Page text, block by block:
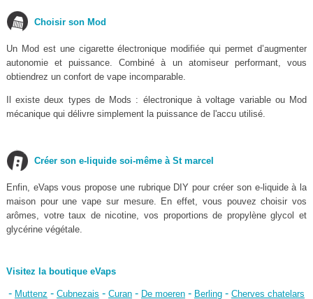
Choisir son Mod
Un Mod est une cigarette électronique modifiée qui permet d’augmenter
autonomie et puissance. Combiné à un atomiseur performant, vous
obtiendrez un confort de vape incomparable.
Il existe deux types de Mods : électronique à voltage variable ou Mod
mécanique qui délivre simplement la puissance de l'accu utilisé.
Créer son e-liquide soi-même à St marcel
Enfin, eVaps vous propose une rubrique DIY pour créer son e-liquide à la
maison pour une vape sur mesure. En effet, vous pouvez choisir vos
arômes, votre taux de nicotine, vos proportions de propylène glycol et
glycérine végétale.
Visitez la boutique eVaps
- Muttenz - Cubnezais - Curan- De moeren- Berling- Cherves chatelars